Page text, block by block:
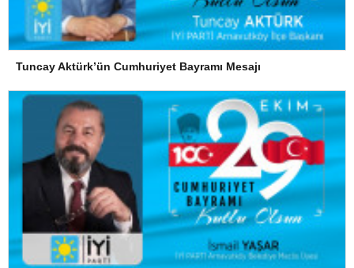
Tuncay Aktürk’ün Cumhuriyet Bayramı Mesajı